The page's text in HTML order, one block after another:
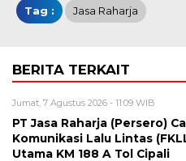
Tag : Jasa Raharja
BERITA TERKAIT
Jumat, 7 Agustus 2026 - 11:09 WIB
PT Jasa Raharja (Persero)
Komunikasi Lalu Lintas
Utama KM 188 A Tol Cipali